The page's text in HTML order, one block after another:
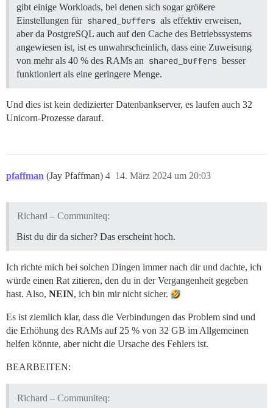
gibt einige Workloads, bei denen sich sogar größere
Einstellungen für shared_buffers als effektiv erweisen,
aber da PostgreSQL auch auf den Cache des Betriebssystems
angewiesen ist, ist es unwahrscheinlich, dass eine Zuweisung
von mehr als 40 % des RAMs an shared_buffers besser
funktioniert als eine geringere Menge.
Und dies ist kein dedizierter Datenbankserver, es laufen auch 32
Unicorn-Prozesse darauf.
pfaffman (Jay Pfaffman) 14. März 2024 um 20:03
4
Richard – Communiteq:
Bist du dir da sicher? Das erscheint hoch.
Ich richte mich bei solchen Dingen immer nach dir und dachte, ich
würde einen Rat zitieren, den du in der Vergangenheit gegeben
hast. Also, NEIN, ich bin mir nicht sicher.
Es ist ziemlich klar, dass die Verbindungen das Problem sind und
die Erhöhung des RAMs auf 25 % von 32 GB im Allgemeinen
helfen könnte, aber nicht die Ursache des Fehlers ist.
BEARBEITEN:
Richard – Communiteq: